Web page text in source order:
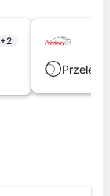
+2